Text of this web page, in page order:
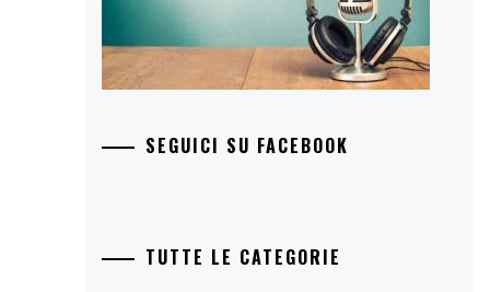
SEGUICI SU FACEBOOK
TUTTE LE CATEGORIE